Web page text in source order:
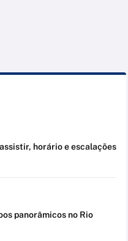
horário e escalações
panorâmicos no Rio